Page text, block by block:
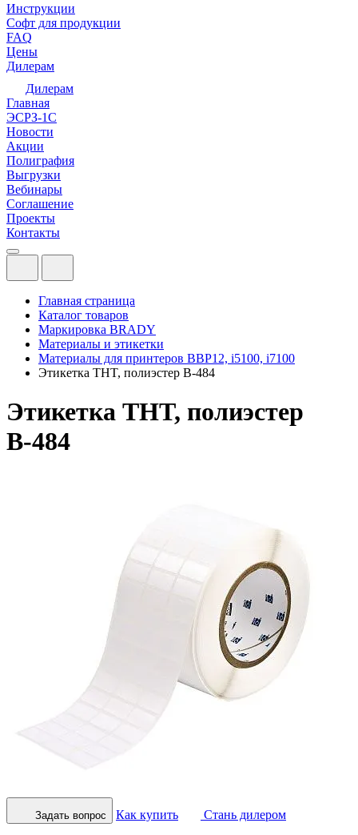
Инструкции
Софт для продукции
FAQ
Цены
Дилерам
Дилерам
Главная
ЭСРЗ-1С
Новости
Акции
Полиграфия
Выгрузки
Вебинары
Соглашение
Проекты
Контакты
Главная страница
Каталог товаров
Маркировка BRADY
Материалы и этикетки
Материалы для принтеров BBP12, i5100, i7100
Этикетка THT, полиэстер В-484
Этикетка THT, полиэстер
В-484
Задать вопрос Как купить Стань дилером